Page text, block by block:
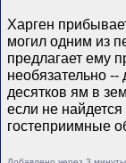
Харген
могил одним из
предлагает ему
необязательно
десятков ям в
если не
гостеприимные